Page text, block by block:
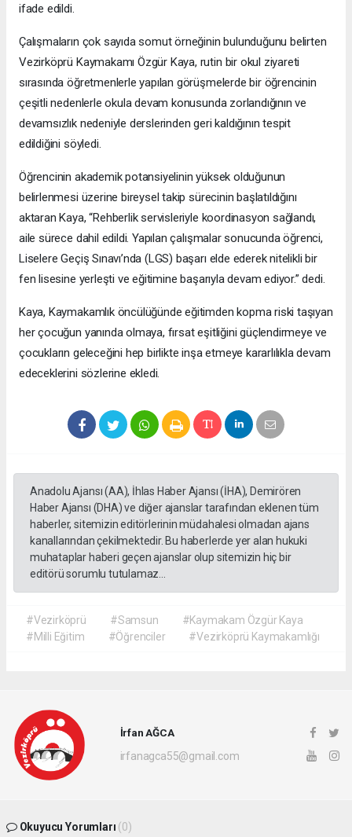
ifade edildi.
Çalışmaların çok sayıda somut örneğinin bulunduğunu belirten
Vezirköprü Kaymakamı Özgür Kaya, rutin bir okul ziyareti
sırasında öğretmenlerle yapılan görüşmelerde bir öğrencinin
çeşitli nedenlerle okula devam konusunda zorlandığının ve
devamsızlık nedeniyle derslerinden geri kaldığının tespit
edildiğini söyledi.
Öğrencinin akademik potansiyelinin yüksek olduğunun
belirlenmesi üzerine bireysel takip sürecinin başlatıldığını
aktaran Kaya, “Rehberlik servisleriyle koordinasyon sağlandı,
aile sürece dahil edildi. Yapılan çalışmalar sonucunda öğrenci,
Liselere Geçiş Sınavı’nda (LGS) başarı elde ederek nitelikli bir
fen lisesine yerleşti ve eğitimine başarıyla devam ediyor.” dedi.
Kaya, Kaymakamlık öncülüğünde eğitimden kopma riski taşıyan
her çocuğun yanında olmaya, fırsat eşitliğini güçlendirmeye ve
çocukların geleceğini hep birlikte inşa etmeye kararlılıkla devam
edeceklerini sözlerine ekledi.
Anadolu Ajansı (AA), İhlas Haber Ajansı (İHA), Demirören
Haber Ajansı (DHA) ve diğer ajanslar tarafından eklenen tüm
haberler, sitemizin editörlerinin müdahalesi olmadan ajans
kanallarından çekilmektedir. Bu haberlerde yer alan hukuki
muhataplar haberi geçen ajanslar olup sitemizin hiç bir
editörü sorumlu tutulamaz...
#Vezirköprü #Samsun
#Kaymakam Özgür Kaya
#Milli Eğitim
#Öğrenciler #Vezirköprü Kaymakamlığı
İrfan AĞCA
irfanagca55@gmail.com
Okuyucu Yorumları (0)